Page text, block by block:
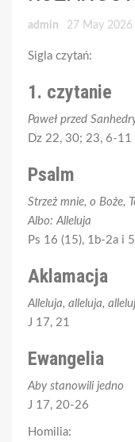
admin 27 May 2026
Sigla czytań:
1. czytanie
Paweł przed
Dz 22, 30; 23, 6-11
Psalm
Strzeż mnie, o Boże,
Albo: Alleluja
Ps 16 (15), 1b-2a i
Aklamacja
Alleluja, alleluja,
J 17, 21
Ewangelia
Aby stanowili jedno
J 17, 20-26
Homilia: